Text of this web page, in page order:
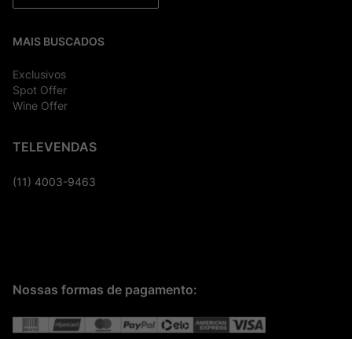
MAIS BUSCADOS
Exclusivos
Spot Offer
Wine Offer
TELEVENDAS
(11) 4003-9463
Nossas formas de pagamento: